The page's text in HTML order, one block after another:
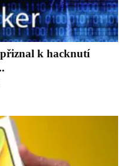
přiznal k hacknutí